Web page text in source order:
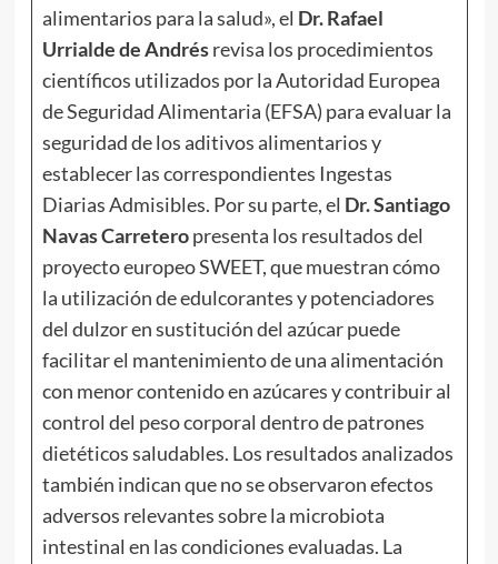
alimentarios para la salud», el Dr. Rafael
Urrialde de Andrésrevisa los procedimientos
científicos utilizados por la Autoridad Europea
de Seguridad Alimentaria (EFSA) para evaluar la
seguridad de los aditivos alimentarios y
establecer las correspondientes Ingestas
Diarias Admisibles. Por su parte, el Dr. Santiago
Navas Carreteropresenta los resultados del
proyecto europeo SWEET, que muestran cómo
la utilización de edulcorantes y potenciadores
del dulzor en sustitución del azúcar puede
facilitar el mantenimiento de una alimentación
con menor contenido en azúcares y contribuir al
control del peso corporal dentro de patrones
dietéticos saludables. Los resultados analizados
también indican que no se observaron efectos
adversos relevantes sobre la microbiota
intestinal en las condiciones evaluadas. La